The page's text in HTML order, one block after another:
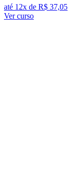
até 12x de R$ 37,05
Ver curso